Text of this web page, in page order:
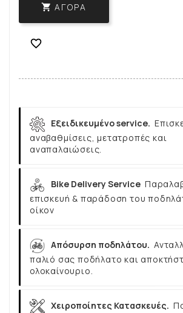
 ΑΓΟΡΆ

Εξειδικευμένο service.
αναβαθμίσεις, μετατροπές και
αναπαλαιώσεις.
Bike Delivery Service
επισκευή & παράδοση του
οίκον
Απόσυρση ποδηλάτου.
παλιό σας ποδήλατο και
ολοκαίνουριο.
Χειροποίητες Κατασκευές.